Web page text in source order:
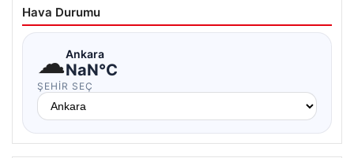
Hava Durumu
☁Ankara
NaN°C
ŞEHIR SEÇ